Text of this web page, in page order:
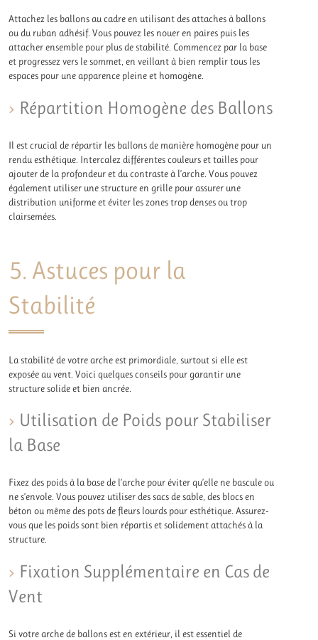
Attachez les ballons au cadre en utilisant des attaches à ballons
ou du ruban adhésif. Vous pouvez les nouer en paires puis les
attacher ensemble pour plus de stabilité. Commencez par la base
et progressez vers le sommet, en veillant à bien remplir tous les
espaces pour une apparence pleine et homogène.
Répartition Homogène des Ballons
Il est crucial de répartir les ballons de manière homogène pour un
rendu esthétique. Intercalez différentes couleurs et tailles pour
ajouter de la profondeur et du contraste à l’arche. Vous pouvez
également utiliser une structure en grille pour assurer une
distribution uniforme et éviter les zones trop denses ou trop
clairsemées.
5. Astuces pour la
Stabilité
La stabilité de votre arche est primordiale, surtout si elle est
exposée au vent. Voici quelques conseils pour garantir une
structure solide et bien ancrée.
Utilisation de Poids pour Stabiliser
la Base
Fixez des poids à la base de l’arche pour éviter qu’elle ne bascule ou
ne s’envole. Vous pouvez utiliser des sacs de sable, des blocs en
béton ou même des pots de fleurs lourds pour esthétique. Assurez-
vous que les poids sont bien répartis et solidement attachés à la
structure.
Fixation Supplémentaire en Cas de
Vent
Si votre arche de ballons est en extérieur, il est essentiel de